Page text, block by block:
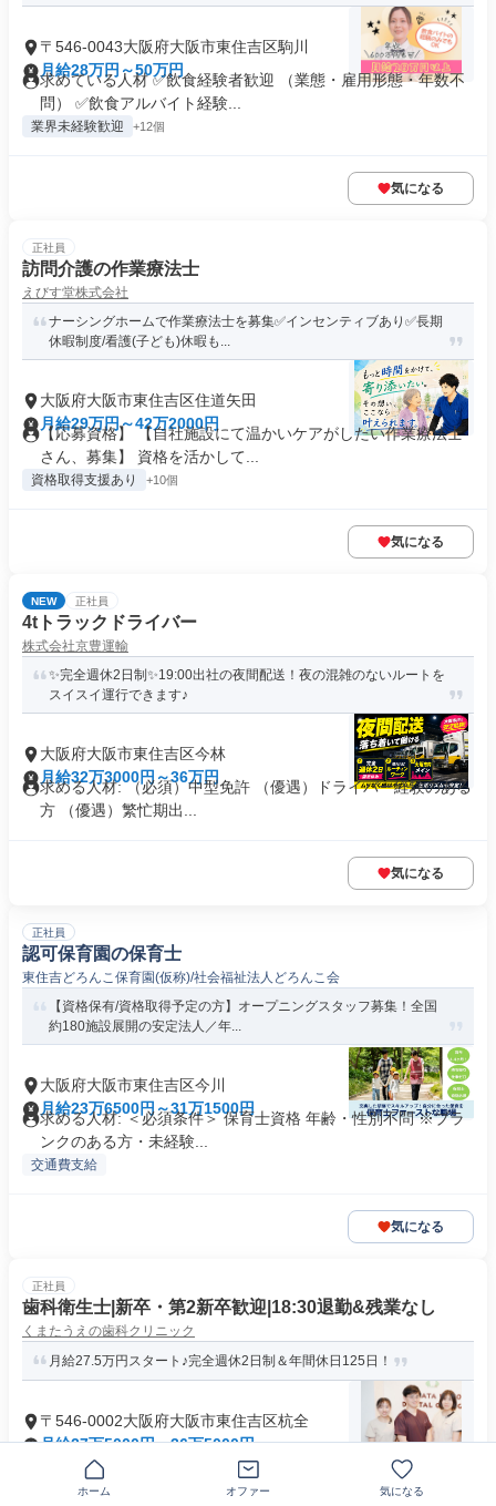
〒546-0043大阪府大阪市東住吉区駒川
月給28万円～50万円
求めている人材 ✅飲食経験者歓迎 （業態・雇用形態・年数不
問） ✅飲食アルバイト経験...
業界未経験歓迎 +12個
気になる
正社員
訪問介護の作業療法士
えびす堂株式会社
ナーシングホームで作業療法士を募集✅インセンティブあり✅長期
休暇制度/看護(子ども)休暇も...
大阪府大阪市東住吉区住道矢田
月給29万円～42万2000円
【応募資格】 【自社施設にて温かいケアがしたい作業療法士
さん、募集】 資格を活かして...
資格取得支援あり +10個
気になる
NEW 正社員
4tトラックドライバー
株式会社京豊運輸
✨完全週休2日制✨19:00出社の夜間配送！夜の混雑のないルートを
スイスイ運行できます♪
大阪府大阪市東住吉区今林
月給32万3000円～36万円
求める人材: （必須）中型免許 （優遇）ドライバー経験のある
方 （優遇）繁忙期出...
気になる
正社員
認可保育園の保育士
東住吉どろんこ保育園(仮称)/社会福祉法人どろんこ会
【資格保有/資格取得予定の方】オープニングスタッフ募集！全国
約180施設展開の安定法人／年...
大阪府大阪市東住吉区今川
月給23万6500円～31万1500円
求める人材: ＜必須条件＞ 保育士資格 年齢・性別不問 ※ブラ
ンクのある方・未経験...
交通費支給
気になる
正社員
歯科衛生士|新卒・第2新卒歓迎|18:30退勤&残業なし
くまたうえの歯科クリニック
月給27.5万円スタート♪完全週休2日制＆年間休日125日！
〒546-0002大阪府大阪市東住吉区杭全
月給27万5000円～36万5000円
／ ✅今年卒業されたばか...
主婦・主夫歓迎
ホーム オファー 気になる